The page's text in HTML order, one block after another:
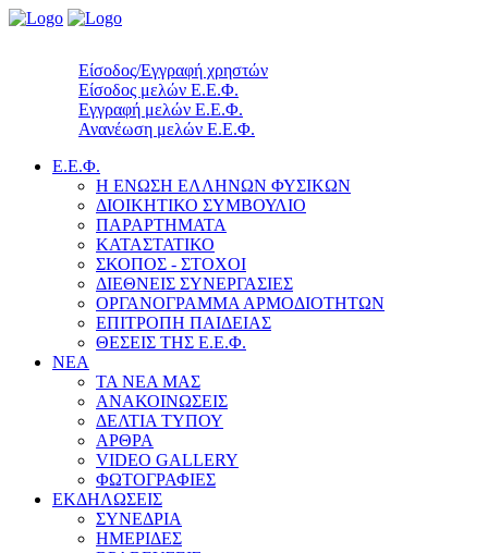
Είσοδος/Εγγραφή χρηστών
Είσοδος μελών Ε.Ε.Φ.
Εγγραφή μελών Ε.Ε.Φ.
Ανανέωση μελών Ε.Ε.Φ.
Ε.Ε.Φ.
Η ΕΝΩΣΗ ΕΛΛΗΝΩΝ ΦΥΣΙΚΩΝ
ΔΙΟΙΚΗΤΙΚΟ ΣΥΜΒΟΥΛΙΟ
ΠΑΡΑΡΤΗΜΑΤΑ
ΚΑΤΑΣΤΑΤΙΚΟ
ΣΚΟΠΟΣ - ΣΤΟΧΟΙ
ΔΙΕΘΝΕΙΣ ΣΥΝΕΡΓΑΣΙΕΣ
ΟΡΓΑΝΟΓΡΑΜΜΑ ΑΡΜΟΔΙΟΤΗΤΩΝ
ΕΠΙΤΡΟΠΗ ΠΑΙΔΕΙΑΣ
ΘΕΣΕΙΣ ΤΗΣ Ε.Ε.Φ.
ΝΕΑ
ΤΑ ΝΕΑ ΜΑΣ
ΑΝΑΚΟΙΝΩΣΕΙΣ
ΔΕΛΤΙΑ ΤΥΠΟΥ
ΑΡΘΡΑ
VIDEO GALLERY
ΦΩΤΟΓΡΑΦΙΕΣ
ΕΚΔΗΛΩΣΕΙΣ
ΣΥΝΕΔΡΙΑ
ΗΜΕΡΙΔΕΣ